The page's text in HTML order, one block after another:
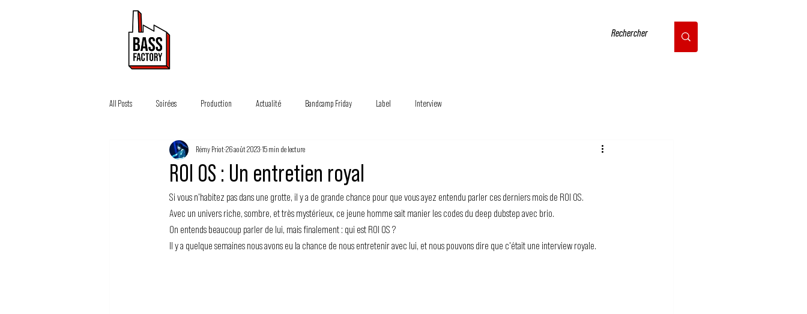
All Posts Soirées Production Actualité Bandcamp Friday Label Interview
ROI OS : Un entretien royal
Rémy Priot 26 août 2023 15 min de lecture
Si vous n'habitez pas dans une grotte, il y a de grande chance pour que vous ayez entendu parler ces derniers mois de ROI OS.
Avec un univers riche, sombre, et très mystérieux, ce jeune homme sait manier les codes du deep dubstep avec brio.
On entends beaucoup parler de lui, mais finalement : qui est ROI OS ?
Il y a quelque semaines nous avons eu la chance de nous entretenir avec lui, et nous pouvons dire que c'était une interview royale.